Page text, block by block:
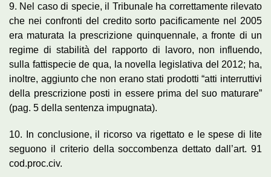
9. Nel caso di specie, il Tribunale ha correttamente rilevato
che nei confronti del credito sorto pacificamente nel 2005
era maturata la prescrizione quinquennale, a fronte di un
regime di stabilità del rapporto di lavoro, non influendo,
sulla fattispecie de qua, la novella legislativa del 2012; ha,
inoltre, aggiunto che non erano stati prodotti “atti interruttivi
della prescrizione posti in essere prima del suo maturare”
(pag. 5 della sentenza impugnata).
10. In conclusione, il ricorso va rigettato e le spese di lite
seguono il criterio della soccombenza dettato dall’art. 91
cod.proc.civ.